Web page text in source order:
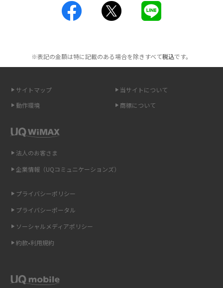
工事不要！置くだけWi-Fiの特徴は？メリット・デメリットや選び方を解説
介
ポケット型Wi-Fi（モバイルWi-Fi）とは？おススメする方の特徴や選び方を
点も解説
ギガバイト（GB）とは？1GBの目安やギガが足りない時の対処法を紹介
※表記の金額は特に記載のある場合を除きすべて税込です。
サイトマップ
当サイトについて
動作環境
商標について
法人のお客さま
企業情報（UQコミュニケーションズ）
プライバシーポリシー
プライバシーポータル
ソーシャルメディアポリシー
約款•利用規約